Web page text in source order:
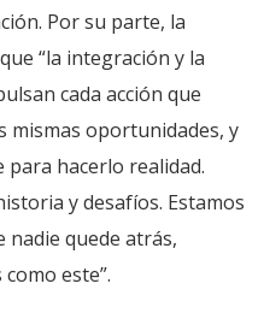
Por su parte, la
“la integración y la
cada acción que
mismas oportunidades, y
hacerlo realidad.
y desafíos. Estamos
nadie quede atrás,
este”.